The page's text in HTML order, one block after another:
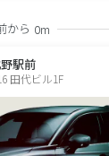
から 0m
駅前
田代ビル1F